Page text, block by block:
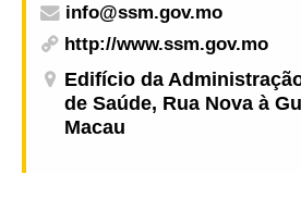
info@ssm.gov.mo
http://www.ssm.gov.mo
Edifício da
de Saúde, Rua Nova à
Macau